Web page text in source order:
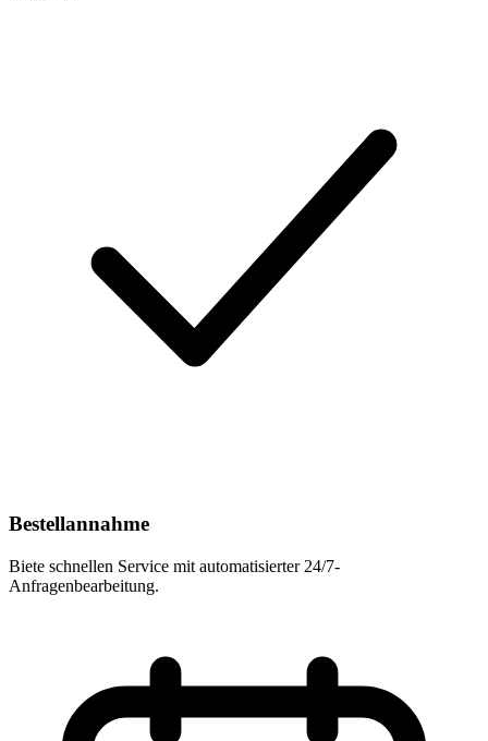
Bestellannahme
Biete schnellen Service mit automatisierter 24/7-
Anfragenbearbeitung.